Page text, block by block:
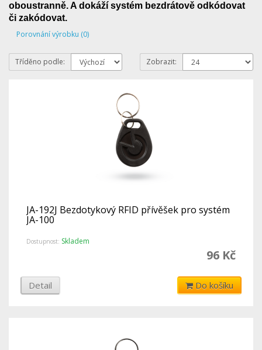
oboustranně. A dokáží systém bezdrátově odkódovat
či zakódovat.
Porovnání výrobku (0)
Tříděno podle: Zobrazit:
JA-192J Bezdotykový RFID přívěšek pro systém
JA-100
Dostupnost: Skladem
96 Kč
Detail Do košíku